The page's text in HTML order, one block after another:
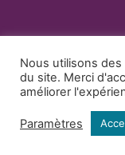
©
Politique de
Nous utilisons
du site. Merci
améliorer
Paramètres